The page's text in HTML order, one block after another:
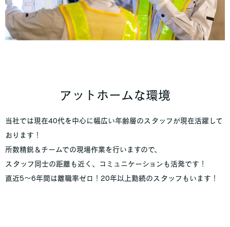
アットホームな環境
当社では現在40代を中心に幅広い年齢層のスタッフが現在活躍して
おります！
所数精鋭＆チームでの現場作業を行いますので、
スタッフ同士の距離も近く、コミュニケーションも活発です！
直近5～6年間は離職率ゼロ！20年以上勤続のスタッフもいます！